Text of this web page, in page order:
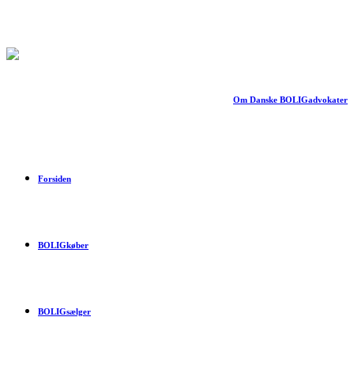
Om Danske BOLIGadvokater
Forsiden
BOLIGkøber
BOLIGsælger